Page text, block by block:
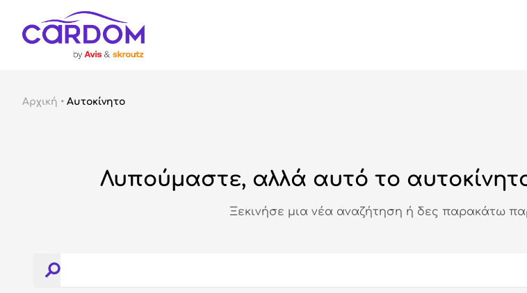
Αρχική • Αυτοκίνητο
Λυπούμαστε, αλλά αυτό το
Ξεκινήσε μια νέα αναζήτηση ή δες παρακάτω